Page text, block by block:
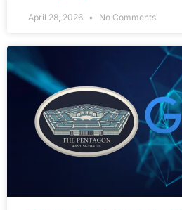
April 28, 2026 No Comments